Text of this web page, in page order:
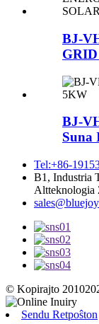
BJ-
BJ-
Suna
Tel:+86-
B1, Industria
Altteknologia
© Kopirajto
Sendu Retpoŝton